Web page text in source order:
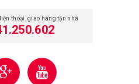
thoại, giao hàng tận nhà